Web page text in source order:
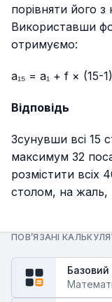
порівняти його з
Використавши
отримуємо:
a₁₅ = a₁ + f ×
Відповідь
Зсунувши всі 15
максимум 32
розмістити всіх
столом, на жаль,
ПОВ’ЯЗАНІ
Базовий